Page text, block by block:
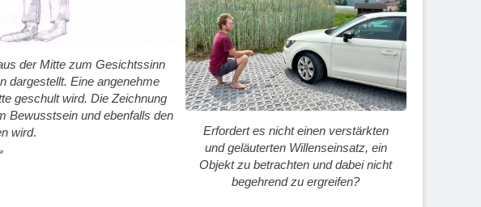
der Mitte zum Gesichtssinn
dargestellt. Eine angenehme
geschult wird. Die Zeichnung
Bewusstsein und ebenfalls den
wird.
Erfordert es nicht einen verstärkten
und geläuterten Willenseinsatz, ein
Objekt zu betrachten und dabei nicht
begehrend zu ergreifen?